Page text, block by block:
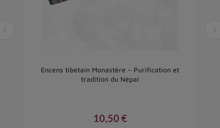
Encens tibétain Monastère – Purification et
tradition du Népal
10,50 €